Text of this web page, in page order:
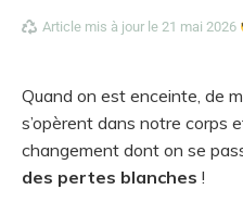
Article mis à jour le 21 mai 2026
Quand on est enceinte, de
s’opèrent dans notre corps
changement dont on se
des pertes blanches !